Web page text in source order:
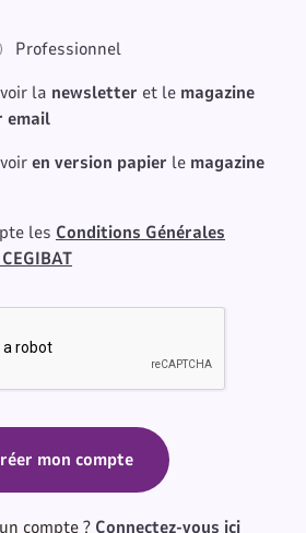
Professionnel
la newsletter et le magazine
email
en version papier le magazine
les Conditions Générales
compte ? Connectez-vous ici